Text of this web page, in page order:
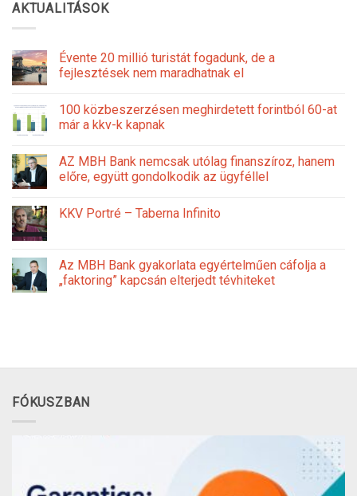
AKTUALITÁSOK
Évente 20 millió turistát fogadunk, de a
fejlesztések nem maradhatnak el
100 közbeszerzésen meghirdetett forintból 60-at
már a kkv-k kapnak
AZ MBH Bank nemcsak utólag finanszíroz, hanem
előre, együtt gondolkodik az ügyféllel
KKV Portré – Taberna Infinito
Az MBH Bank gyakorlata egyértelműen cáfolja a
„faktoring” kapcsán elterjedt tévhiteket
FÓKUSZBAN